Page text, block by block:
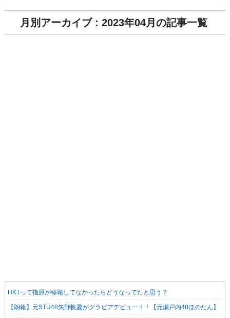
月別アーカイブ : 2023年04月の記事一覧
HKTって指原が移籍してなかったらどうなってたと思う？
【朗報】元STU48矢野帆夏がグラビアデビュー！！【元瀬戸内48ほのたん】